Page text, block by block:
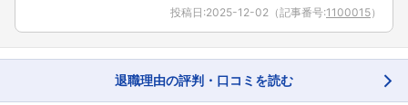
投稿日:2025-12-02 （記事番号:1100015）
退職理由の評判・口コミを読む